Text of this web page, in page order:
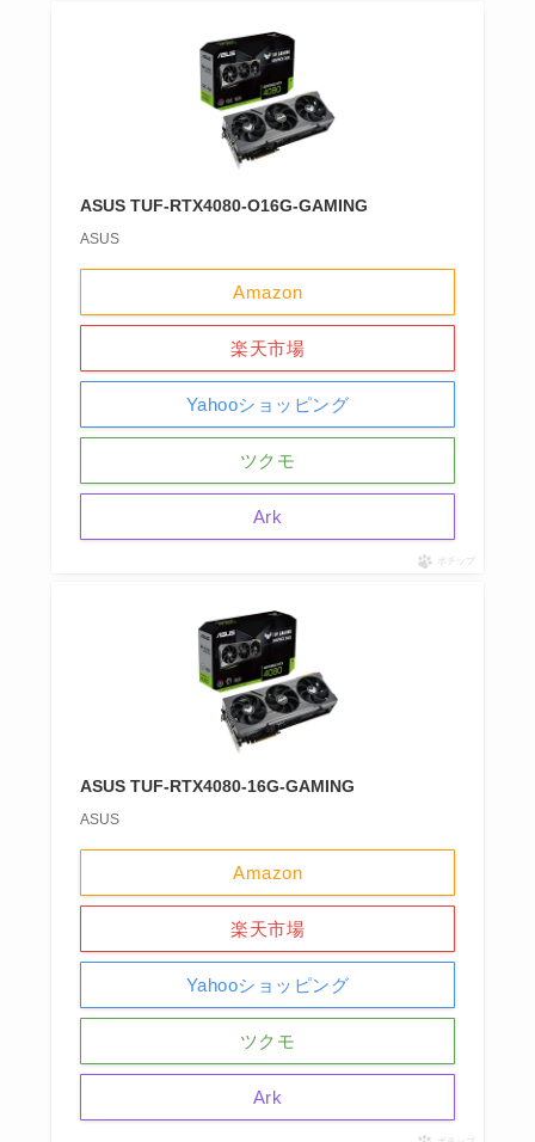
ASUS TUF-RTX4080-O16G-GAMING
ASUS
Amazon
楽天市場
Yahooショッピング
ツクモ
Ark
ポチップ
ASUS TUF-RTX4080-16G-GAMING
ASUS
Amazon
楽天市場
Yahooショッピング
ツクモ
Ark